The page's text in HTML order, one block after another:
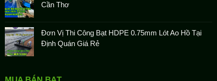
Cần Thơ
Đơn Vị Thi Công Bạt HDPE 0.75mm Lót Ao Hồ Tại
Định Quán Giá Rẻ